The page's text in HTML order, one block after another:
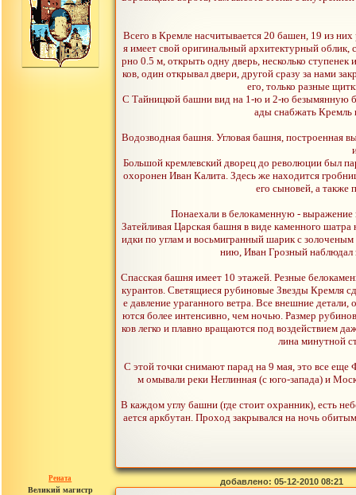
Всего в Кремле насчитывается 20 башен, 19 из
я имеет свой оригинальный архитектурный
рно 0.5 м, открыть одну дверь, несколько
ков, один открывал двери, другой сразу за нами
его, только разные
С Тайницкой башни вид на 1-ю и 2-ю безымянную
ады снабжать Кремль
Водозводная башня. Угловая башня, построенная
Большой кремлевский дворец до революции был
охоронен Иван Калита. Здесь же находится
его сыновей, а также
Понаехали в белокаменную - выражение
Затейливая Царская башня в виде каменного
идки по углам и восьмигранный шарик с
нию, Иван Грозный наблюдал
Спасская башня имеет 10 этажей. Резные
курантов. Светящиеся рубиновые Звезды Кремля
е давление ураганного ветра. Все внешние
ются более интенсивно, чем ночью. Размер
ков легко и плавно вращаются под воздействием
лина минутной
С этой точки снимают парад на 9 мая, это все еще
м омывали реки Неглинная (с юго-запада) и
В каждом углу башни (где стоит охранник), есть
ается аркбутан. Проход закрывался на ночь
Рената
Великий магистр
добавлено: 05-12-2010 08:21